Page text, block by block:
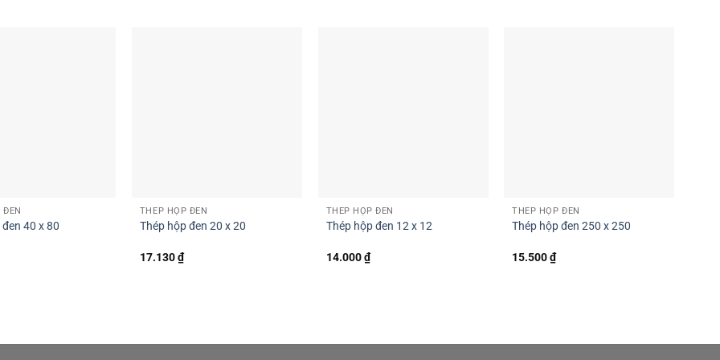
ĐEN
40 x 80
THÉP HỘP ĐEN
Thép hộp đen 20 x 20
17.130₫
THÉP HỘP ĐEN
Thép hộp đen 12 x 12
14.000₫
THÉP HỘP ĐEN
Thép hộp đen 250 x 250
15.500₫